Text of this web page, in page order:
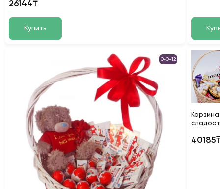
26144₸
Купить
0-0-12
Корзина